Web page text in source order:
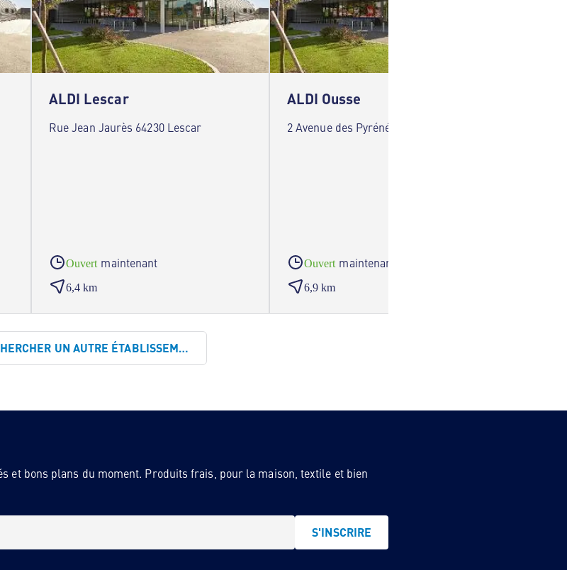
ALDI Lescar
Rue Jean Jaurès 64230 Lescar
Ouvert maintenant
6,4 km
ALDI Ousse
2 Avenue des Pyrénées 64320 Ousse
Ouvert maintenant
6,9 km
UN AUTRE ÉTABLISSEMENT
et bons plans du moment. Produits frais, pour la maison, textile et bien
S'INSCRIRE